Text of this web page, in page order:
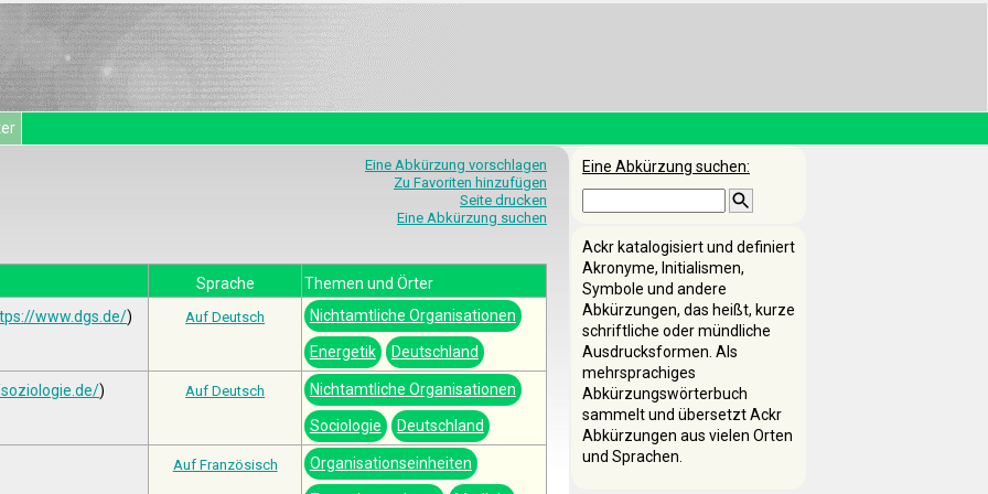
Eine Abkürzung vorschlagen
Zu Favoriten hinzufügen
Seite drucken
Eine Abkürzung suchen
Sprache
Themen und Örter
www.dgs.de/) Auf Deutsch Nichtamtliche Organisationen
Energetik Deutschland
) Auf Deutsch Nichtamtliche Organisationen
Sociologie Deutschland
Auf Französisch Organisationseinheiten
Eine Abkürzung suchen:
Ackr katalogisiert und definiert
Akronyme, Initialismen,
Symbole und andere
Abkürzungen, das heißt, kurze
schriftliche oder mündliche
Ausdrucksformen. Als
mehrsprachiges
Abkürzungswörterbuch
sammelt und übersetzt Ackr
Abkürzungen aus vielen Orten
und Sprachen.